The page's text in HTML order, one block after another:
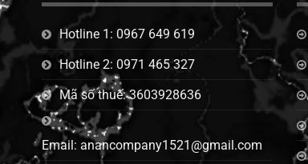
Hotline 1: 0967 649 619
Hotline 2: 0971 465 327
Mã số thuế: 3603928636
Email: anancompany1521@gmail.com